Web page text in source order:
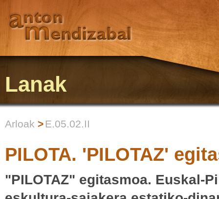
Lanak
Arloak >E.05.02.II
PILOTA. 'PILOTAZ'
"PILOTAZ" egitasmoa. Euskal-